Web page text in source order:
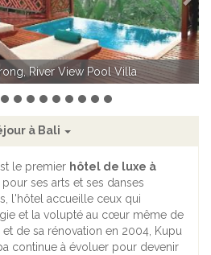
bedrooms river view pool Villa
à Bali
le premier hôtel de luxe à
ses arts et ses danses
l'hôtel accueille ceux qui
et la volupté au cœur même de
de sa rénovation en 2004, Kupu
continue à évoluer pour devenir